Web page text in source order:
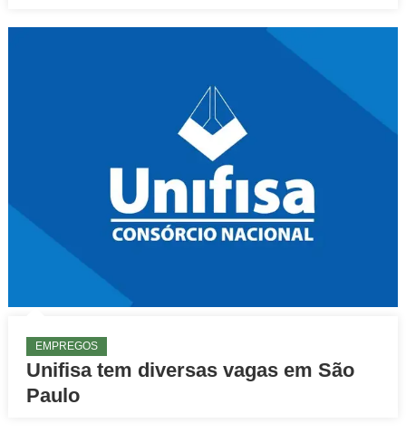
EMPREGOS
Unifisa tem diversas vagas em São
Paulo